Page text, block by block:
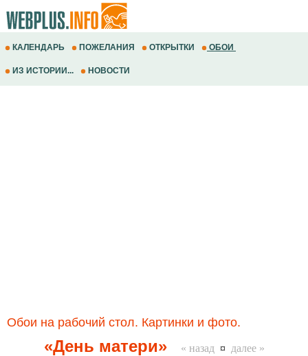
КАЛЕНДАРЬ ПОЖЕЛАНИЯ ОТКРЫТКИ ОБОИ
ИЗ ИСТОРИИ... НОВОСТИ
Обои на рабочий стол. Картинки и фото.
«День матери» « назад ¤ далее »